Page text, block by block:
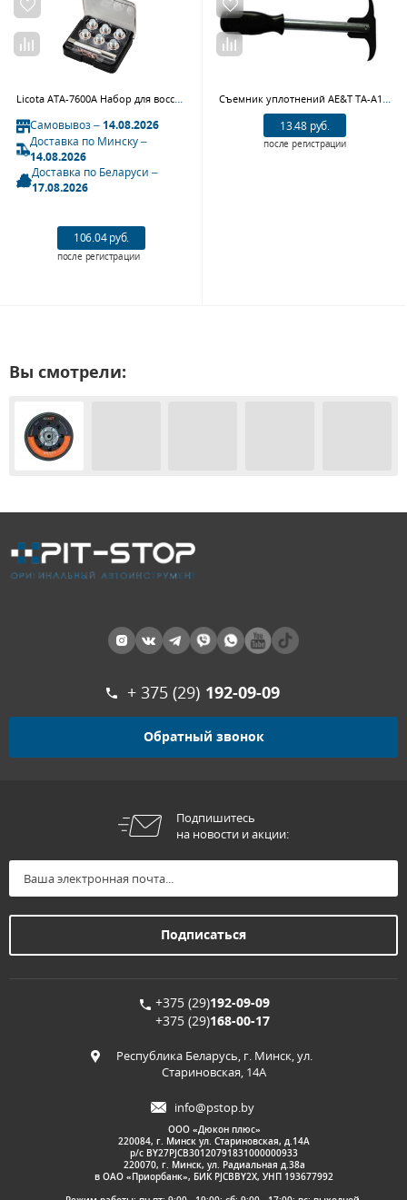
Licota ATA-7600A Набор для восстановления резьбы отверстия масляного поддона (картера) М13х1,5
Самовывоз –14.08.2026
Доставка по Минску –
14.08.2026
Доставка по Беларуси –
17.08.2026
106.04 руб.
после регистрации
Съемник уплотнений AE&T TA-A1037
13.48 руб.
после регистрации
Вы смотрели:
+ 375 (29) 192-09-09
Обратный звонок
Подпишитесь
на новости и акции:
+375 (29)192-09-09
+375 (29)168-00-17
Республика Беларусь, г. Минск, ул.
Стариновская, 14А
info@pstop.by
ООО «Дюкон плюс»
220084, г. Минск ул. Стариновская, д.14А
р/с BY27PJCB30120791831000000933
220070, г. Минск, ул. Радиальная д.38а
в ОАО «Приорбанк», БИК PJCBBY2X, УНП 193677992